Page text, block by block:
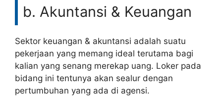
b. Akuntansi & Keuangan
Sektor keuangan & akuntansi adalah suatu
pekerjaan yang memang ideal terutama bagi
kalian yang senang merekap uang. Loker pada
bidang ini tentunya akan sealur dengan
pertumbuhan yang ada di agensi.